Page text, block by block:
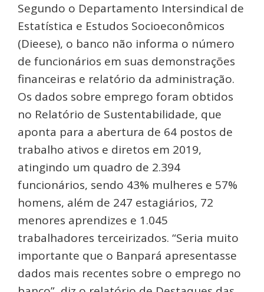
Segundo o Departamento Intersindical de
Estatística e Estudos Socioeconômicos
(Dieese), o banco não informa o número
de funcionários em suas demonstrações
financeiras e relatório da administração.
Os dados sobre emprego foram obtidos
no Relatório de Sustentabilidade, que
aponta para a abertura de 64 postos de
trabalho ativos e diretos em 2019,
atingindo um quadro de 2.394
funcionários, sendo 43% mulheres e 57%
homens, além de 247 estagiários, 72
menores aprendizes e 1.045
trabalhadores terceirizados. “Seria muito
importante que o Banpará apresentasse
dados mais recentes sobre o emprego no